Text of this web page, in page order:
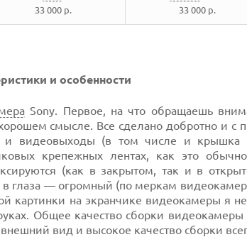
33 000 р.
33 000 р.
и особенности
Sony. Первое, на что обращаешь
смысле. Все сделано добротно и с
и видеовыходы (в том числе и крышка
крепежных лентах, как это
(как в закрытом, так и в
в глаза — огромный (по меркам
картинки на экранчике видеокамеры я
Общее качество сборки
вид и высокое качество сборки